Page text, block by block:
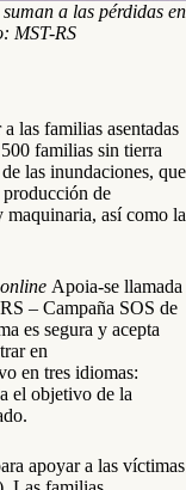
a las pérdidas en
MST-RS
las familias asentadas
familias sin tierra
las inundaciones, que
producción de
maquinaria, así como la
online Apoia-se llamada
– Campaña SOS de
es segura y acepta
en
en tres idiomas:
el objetivo de la
apoyar a las víctimas